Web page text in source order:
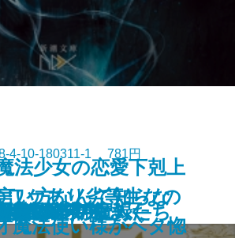
ヶ原体の声をきく
年の記録―
ンス
の薬剤師
い方なんて知らな
人
4-10-180311-1 781円
呱呱の声
船侍始末─
捜査9.5─
義
ブルーの魔人たち
・O
法少女の恋愛下剋上
ケあり劣等生なの
魔法使い様がベタ惚